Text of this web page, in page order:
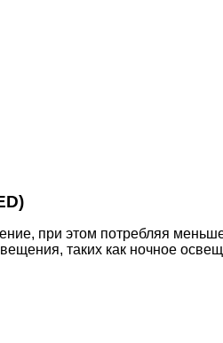
при этом потребляя
таких как ночное